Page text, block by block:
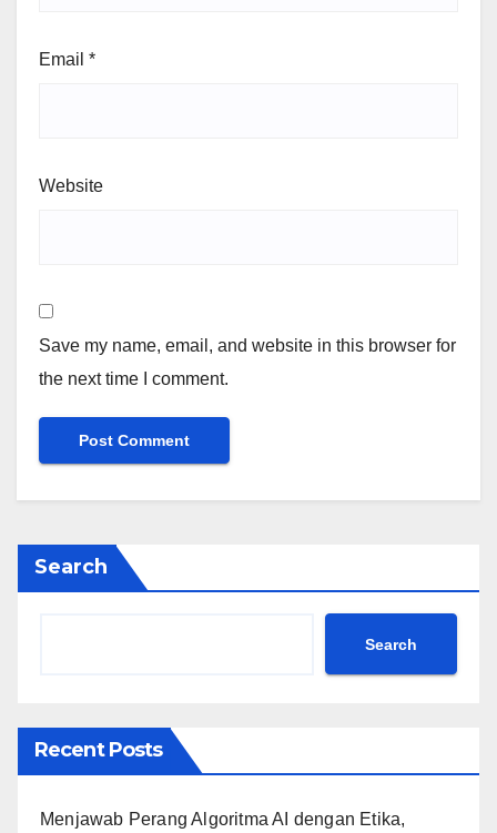
Email *
Website
Save my name, email, and website in this browser for
the next time I comment.
Search
Search
Recent Posts
Menjawab Perang Algoritma AI dengan Etika,